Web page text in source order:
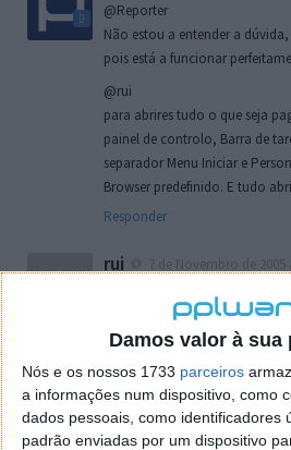
Damos valor à sua
Nós e os nossos 1733 parceiros
a informações num dispositivo, como
dados pessoais, como identificadores
padrão enviadas por um dispositivo
@Reporter
Não estou a entender a
pois está a funcionar
@rui
para abrires tudo o que seja
painel de controlo, Barra de
separador Menu Iniciar e
Browser predefinido. E tudo
Responder
rui
localizaçao referida n se
o firefox como browser
tentei apagar o explorer na
firefox mas em vao. Kaso te
agradecido, caso contrario